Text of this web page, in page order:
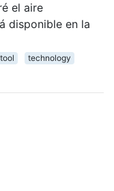
el aire
disponible en la
technology